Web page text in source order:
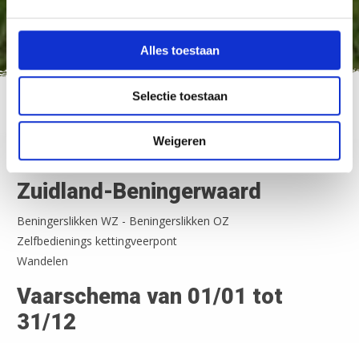
Alles toestaan
Selectie toestaan
Weigeren
Zuidland-Beningerwaard
Beningerslikken WZ - Beningerslikken OZ
Zelfbedienings kettingveerpont
Wandelen
Vaarschema van 01/01 tot
31/12